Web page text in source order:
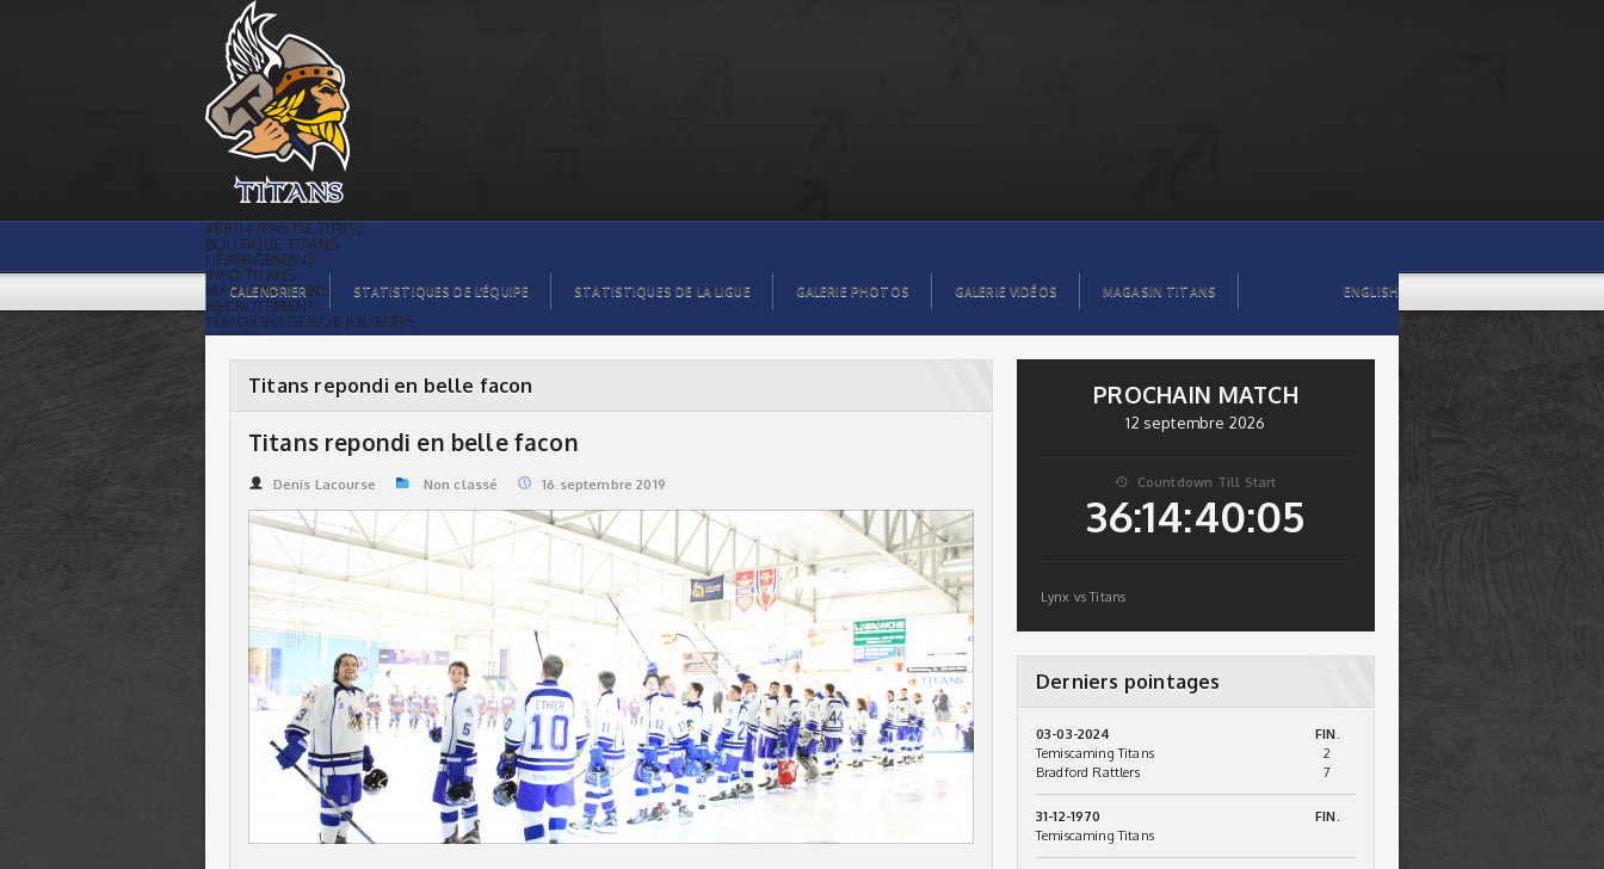
Titans repondi en belle facon | Titans
de témiscaming
#8804 (PAS DE TITRE)
BOUTIQUE TITANS
HÉBERGEMENT
INFO TITANS
MAGASIN TITANS
RECRUTEMENT
TÉMOIGNAGES DE JOUEURS
ACCUEIL
GALERIE PHOTOS
STATISTIQUES
ORGANISATION
CALENDRIER
COMMANDITAIRES
STATISTIQUES DE LA LIGUE
CALENDRIER STATISTIQUES DE L’ÉQUIPE STATISTIQUES DE LA LIGUE GALERIE PHOTOS GALERIE VIDÉOS MAGASIN TITANS ENGLISH
Titans repondi en belle facon
Titans repondi en belle facon
Denis Lacourse Non classé 16.septembre 2019
PROCHAIN MATCH
12 septembre 2026
 Countdown Till Start
36:14:40:04
Lynx vs Titans
Derniers pointages
03-03-2024
FIN.
Temiscaming Titans
2
Bradford Rattlers
7
31-12-1970
FIN.
Temiscaming Titans